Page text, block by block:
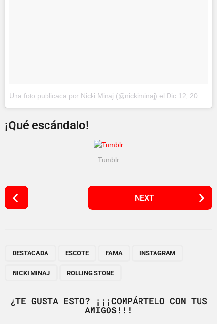
Una foto publicada por Nicki Minaj (@nickiminaj) el Dic 12, 2014 at 10:39 PST
¡Qué escándalo!
Tumblr
P
o
NEXT
DESTACADA ESCOTE FAMA INSTAGRAM
NICKI MINAJ ROLLING STONE
¿TE GUSTA ESTO? ¡¡¡COMPÁRTELO CON TUS
AMIGOS!!!